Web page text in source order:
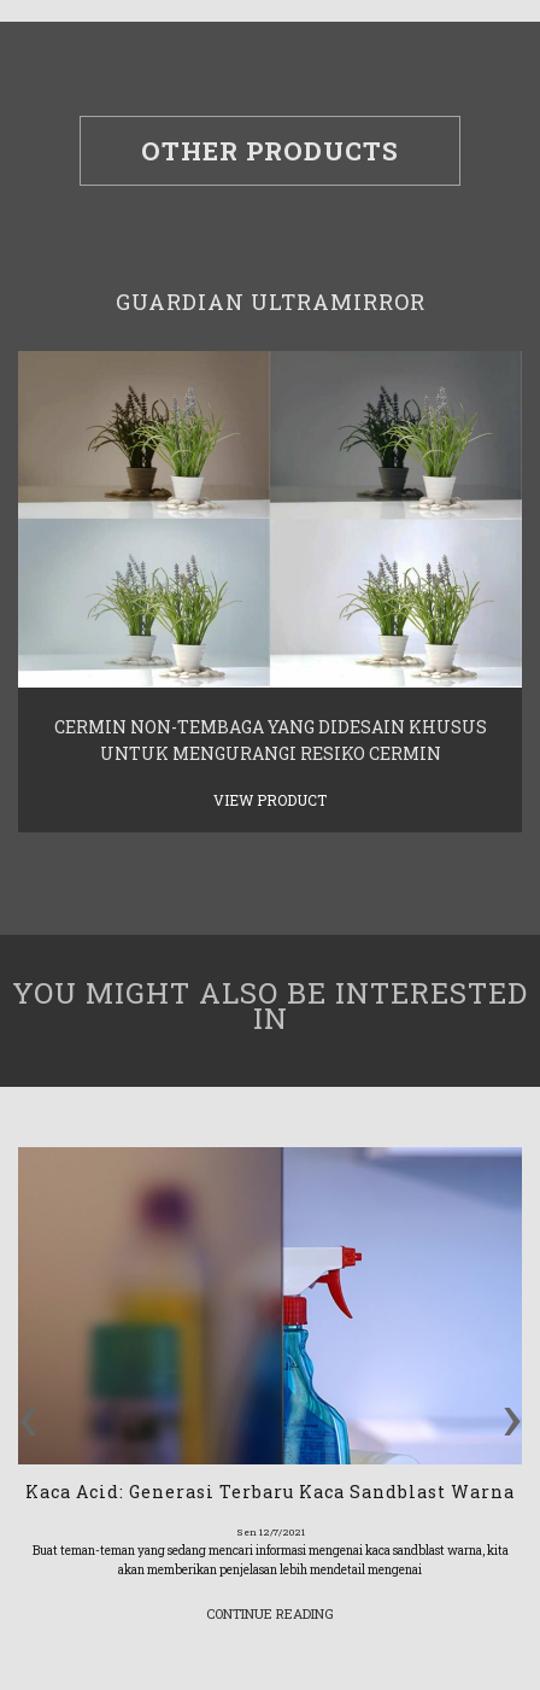
OTHER PRODUCTS
GUARDIAN ULTRAMIRROR
CERMIN NON-TEMBAGA YANG DIDESAIN KHUSUS
UNTUK MENGURANGI RESIKO CERMIN
VIEW PRODUCT
YOU MIGHT ALSO BE INTERESTED
IN
Kaca Acid: Generasi Terbaru Kaca Sandblast Warna
Sen 12/7/2021
Buat teman-teman yang sedang mencari informasi mengenai kaca sandblast warna, kita
akan memberikan penjelasan lebih mendetail mengenai
CONTINUE READING
‹ ›